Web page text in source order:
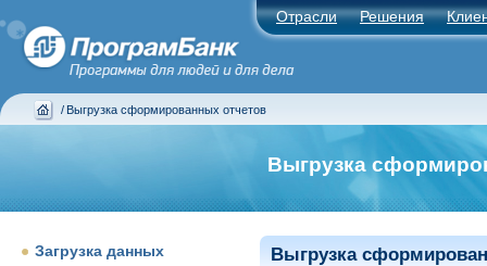
Отрасли Решения
/ Выгрузка сформированных отчетов
Выгрузка
Загрузка данных
Выгрузка